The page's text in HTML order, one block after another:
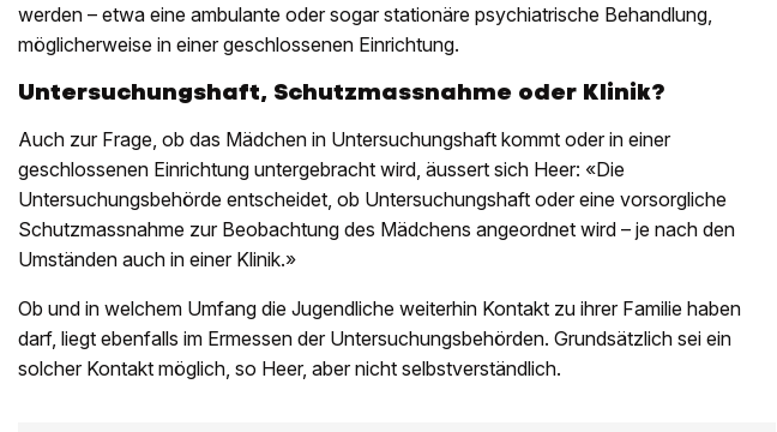
werden – etwa eine ambulante oder sogar stationäre psychiatrische Behandlung,
möglicherweise in einer geschlossenen Einrichtung.
Untersuchungshaft, Schutzmassnahme oder Klinik?
Auch zur Frage, ob das Mädchen in Untersuchungshaft kommt oder in einer
geschlossenen Einrichtung untergebracht wird, äussert sich Heer: «Die
Untersuchungsbehörde entscheidet, ob Untersuchungshaft oder eine vorsorgliche
Schutzmassnahme zur Beobachtung des Mädchens angeordnet wird – je nach den
Umständen auch in einer Klinik.»
Ob und in welchem Umfang die Jugendliche weiterhin Kontakt zu ihrer Familie haben
darf, liegt ebenfalls im Ermessen der Untersuchungsbehörden. Grundsätzlich sei ein
solcher Kontakt möglich, so Heer, aber nicht selbstverständlich.